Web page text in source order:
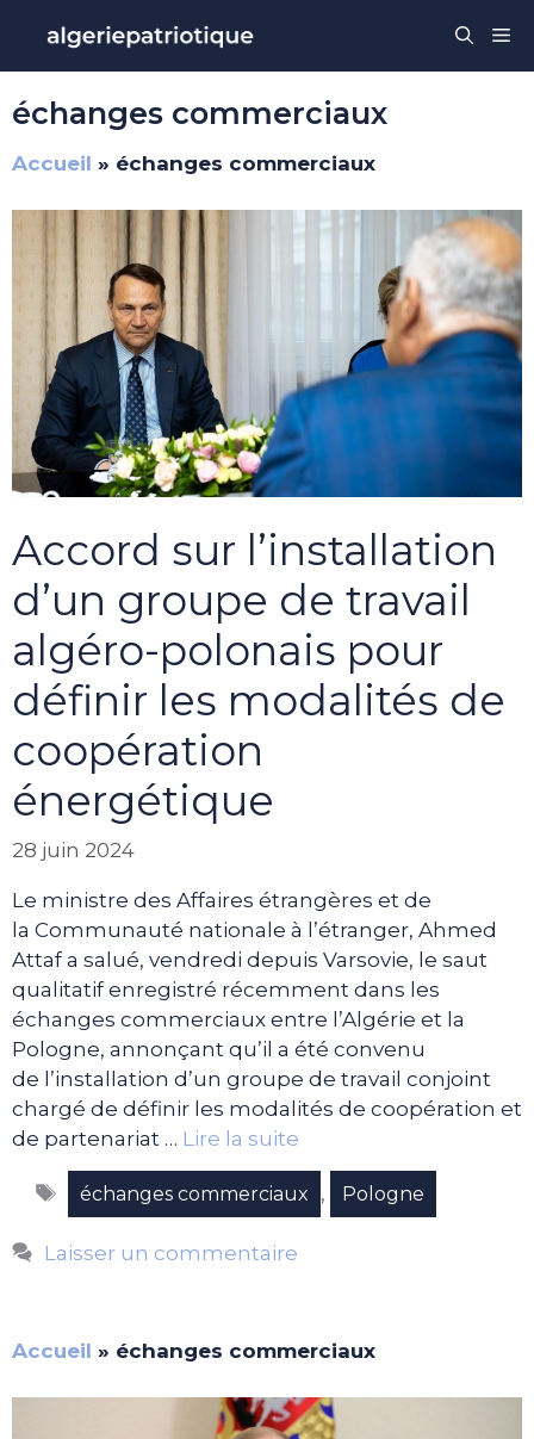
contenu
échanges commerciaux
Accueil » échanges commerciaux
Accord sur l’installation
d’un groupe de travail
algéro-polonais pour
définir les modalités de
coopération
énergétique
28 juin 2024
Le ministre des Affaires étrangères et de
la Communauté nationale à l’étranger, Ahmed
Attaf a salué, vendredi depuis Varsovie, le saut
qualitatif enregistré récemment dans les
échanges commerciaux entre l’Algérie et la
Pologne, annonçant qu’il a été convenu
de l’installation d’un groupe de travail conjoint
chargé de définir les modalités de coopération et
de partenariat … Lire la suite
Étiquettes
échanges commerciaux , Pologne
Laisser un commentaire
Accueil » échanges commerciaux